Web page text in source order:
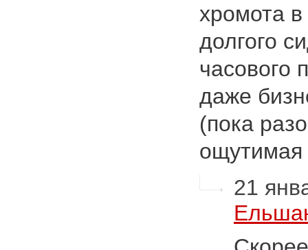
хромота
долгого
часового
даже
(пока
21